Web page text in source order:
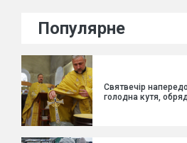
Популярне
Святвечір
голодна кутя,